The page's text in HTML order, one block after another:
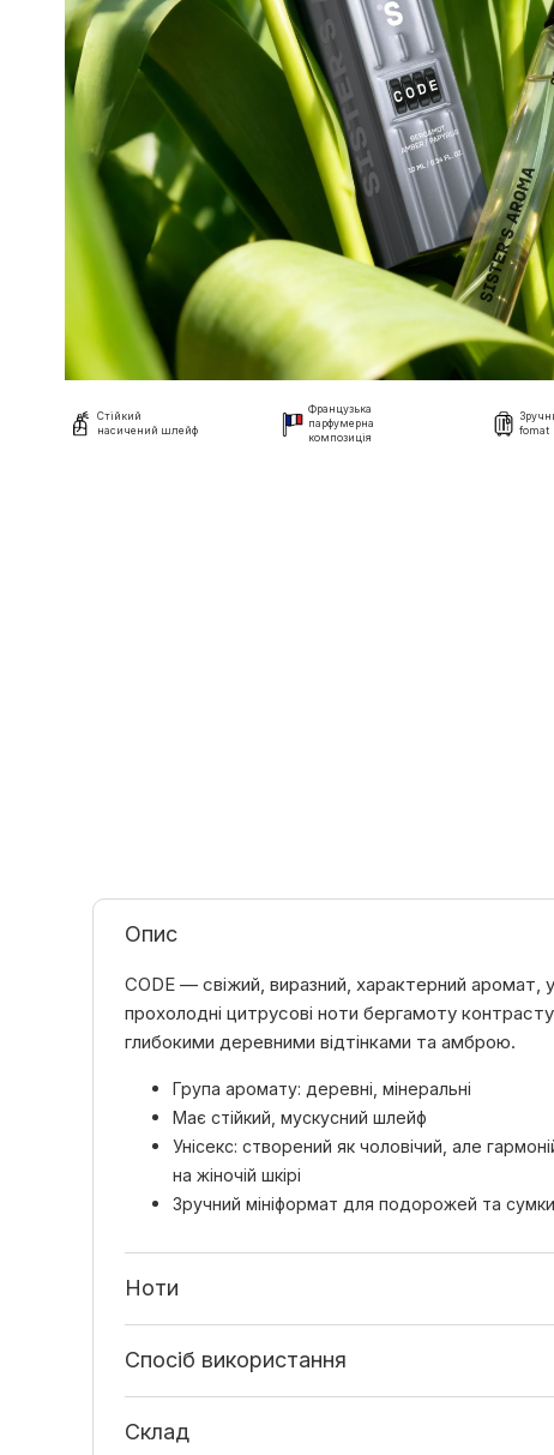
Стійкий
насичений шлейф
Французька
парфумерна
композиція
fomat
Опис
CODE — свіжий, виразний, характерний аромат,
прохолодні цитрусові ноти бергамоту
глибокими деревними відтінками та амброю.
Група аромату: деревні, мінеральні
Має стійкий, мускусний шлейф
Унісекс: створений як чоловічий, але
на жіночій шкірі
Зручний мініформат для подорожей та
Ноти
Спосіб використання
Склад